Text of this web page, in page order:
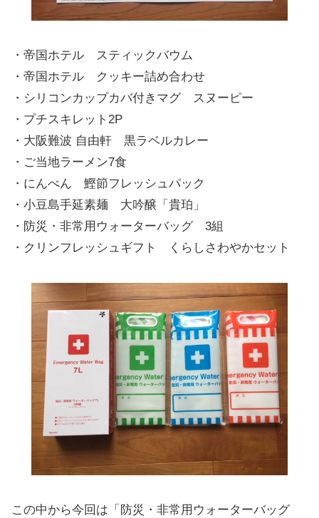
・帝国ホテル スティックバウム
・帝国ホテル クッキー詰め合わせ
・シリコンカップカバ付きマグ スヌーピー
・プチスキレット2P
・大阪難波 自由軒 黒ラベルカレー
・ご当地ラーメン7食
・にんべん 鰹節フレッシュパック
・小豆島手延素麺 大吟醸「貴珀」
・防災・非常用ウォーターバッグ 3組
・クリンフレッシュギフト くらしさわやかセット
この中から今回は「防災・非常用ウォーターバッグ